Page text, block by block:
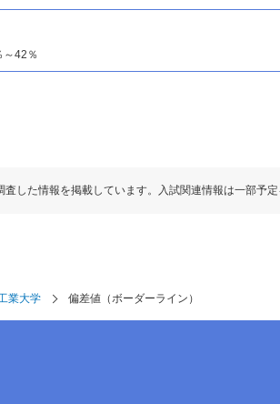
～42％
した情報を掲載しています。入試関連情報は一部予
業大学 偏差値（ボーダーライン）